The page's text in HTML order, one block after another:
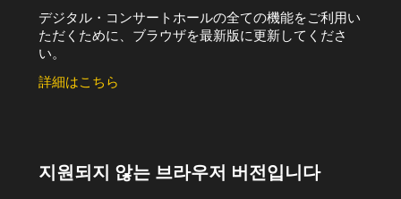
デジタル・コンサートホールの全ての機能をご利用い
ただくために、ブラウザを最新版に更新してくださ
い。
詳細はこちら
지원되지 않는 브라우저 버전입니다